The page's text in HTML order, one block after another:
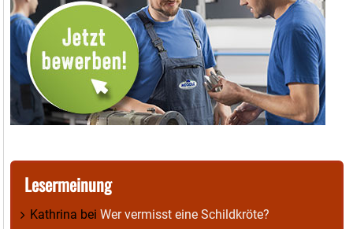
Lesermeinung
Kathrina bei Wer vermisst eine Schildkröte?